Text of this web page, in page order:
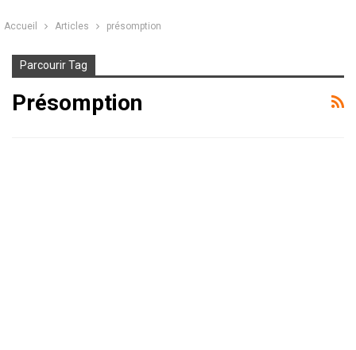
Accueil Articles présomption
Parcourir Tag
Présomption